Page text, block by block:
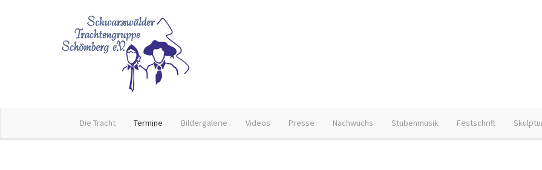
Die Tracht Termine Bildergalerie Videos Presse Nachwuchs Stubenmusik Festschrift